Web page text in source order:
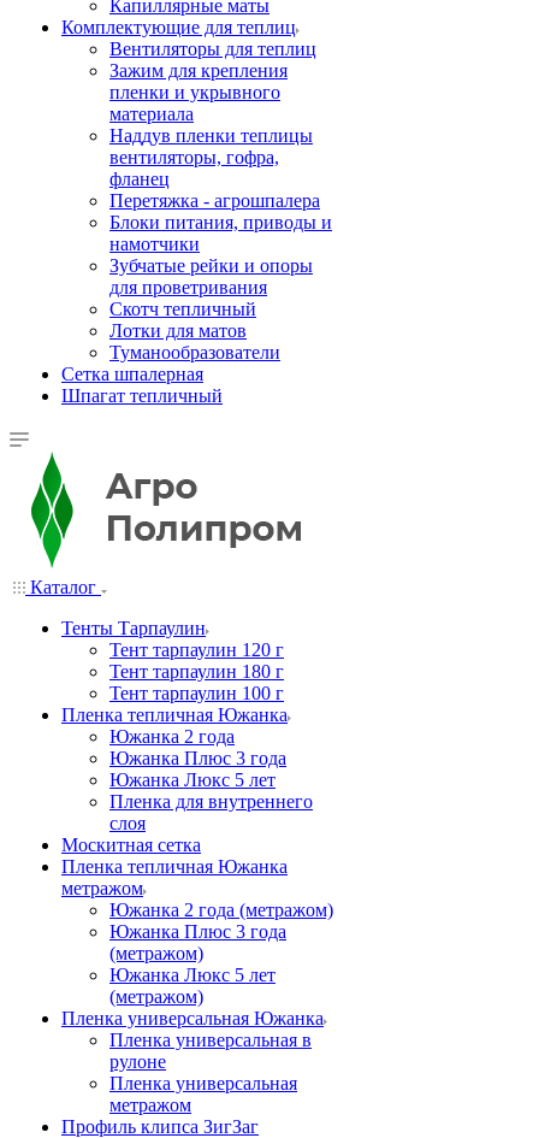
Капиллярные маты
Комплектующие для теплиц
Вентиляторы для теплиц
Зажим для крепления
пленки и укрывного
материала
Наддув пленки теплицы
вентиляторы, гофра,
фланец
Перетяжка - агрошпалера
Блоки питания, приводы и
намотчики
Зубчатые рейки и опоры
для проветривания
Скотч тепличный
Лотки для матов
Туманообразователи
Сетка шпалерная
Шпагат тепличный
Каталог
Тенты Тарпаулин
Тент тарпаулин 120 г
Тент тарпаулин 180 г
Тент тарпаулин 100 г
Пленка тепличная Южанка
Южанка 2 года
Южанка Плюс 3 года
Южанка Люкс 5 лет
Пленка для внутреннего
слоя
Москитная сетка
Пленка тепличная Южанка
метражом
Южанка 2 года (метражом)
Южанка Плюс 3 года
(метражом)
Южанка Люкс 5 лет
(метражом)
Пленка универсальная Южанка
Пленка универсальная в
рулоне
Пленка универсальная
метражом
Профиль клипса ЗигЗаг